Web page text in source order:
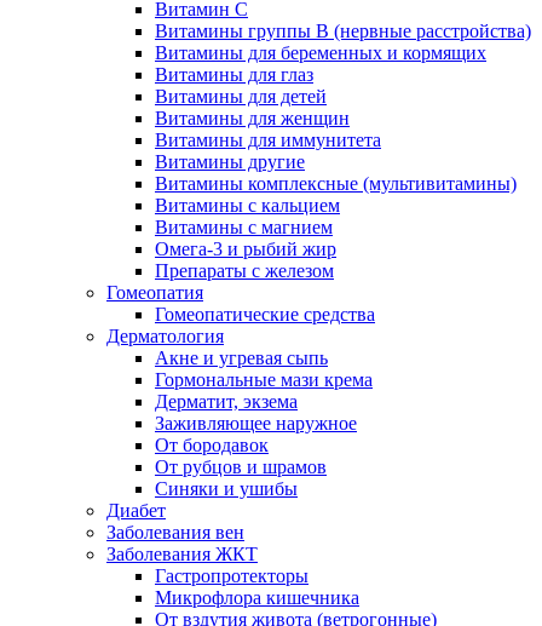
Витамин С
Витамины группы В (нервные расстройства)
Витамины для беременных и кормящих
Витамины для глаз
Витамины для детей
Витамины для женщин
Витамины для иммунитета
Витамины другие
Витамины комплексные (мультивитамины)
Витамины с кальцием
Витамины с магнием
Омега-3 и рыбий жир
Препараты с железом
Гомеопатия
Гомеопатические средства
Дерматология
Акне и угревая сыпь
Гормональные мази крема
Дерматит, экзема
Заживляющее наружное
От бородавок
От рубцов и шрамов
Синяки и ушибы
Диабет
Заболевания вен
Заболевания ЖКТ
Гастропротекторы
Микрофлора кишечника
От вздутия живота (ветрогонные)